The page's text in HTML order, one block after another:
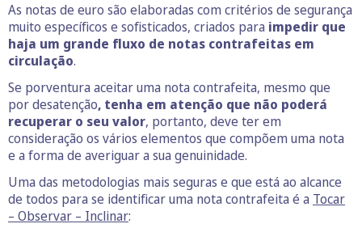
As notas de euro são elaboradas com critérios de segurança
muito específicos e sofisticados, criados para impedir que
haja um grande fluxo de notas contrafeitas em
circulação.
Se porventura aceitar uma nota contrafeita, mesmo que
por desatenção, tenha em atenção que não poderá
recuperar o seu valor, portanto, deve ter em
consideração os vários elementos que compõem uma nota
e a forma de averiguar a sua genuinidade.
Uma das metodologias mais seguras e que está ao alcance
de todos para se identificar uma nota contrafeita é a Tocar
– Observar – Inclinar: